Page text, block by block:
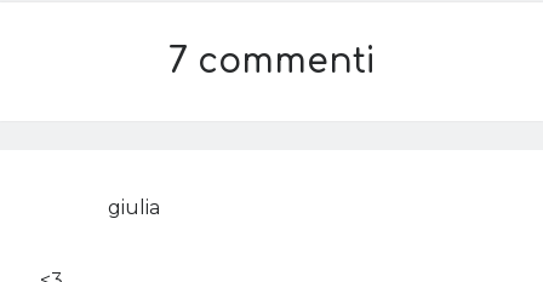
7 commenti
giulia